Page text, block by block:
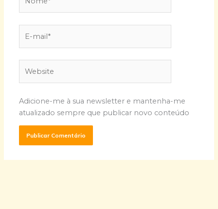
mail*
Adicione-me à sua newsletter e mantenha-me
atualizado sempre que publicar novo conteúdo